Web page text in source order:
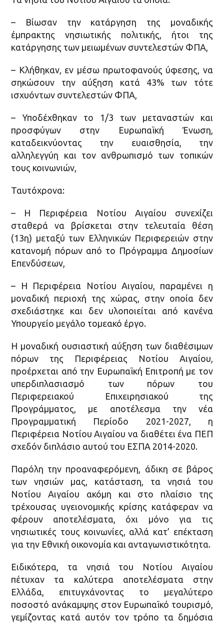
– Βίωσαν την κατάργηση της μοναδικής
έμπρακτης νησιωτικής πολιτικής, ήτοι της
κατάργησης των μειωμένων συντελεστών ΦΠΑ,
– Κλήθηκαν, εν μέσω πρωτοφανούς ύφεσης, να
σηκώσουν την αύξηση κατά 43% των τότε
ισχυόντων συντελεστών ΦΠΑ,
– Υποδέχθηκαν το 1/3 των μεταναστών και
προσφύγων στην Ευρωπαϊκή Ένωση,
καταδεικνύοντας την ευαισθησία, την
αλληλεγγύη και τον ανθρωπισμό των τοπικών
τους κοινωνιών,
Ταυτόχρονα:
– Η Περιφέρεια Νοτίου Αιγαίου συνεχίζει
σταθερά να βρίσκεται στην τελευταία θέση
(13η) μεταξύ των Ελληνικών Περιφερειών στην
κατανομή πόρων από το Πρόγραμμα Δημοσίων
Επενδύσεων,
– Η Περιφέρεια Νοτίου Αιγαίου, παραμένει η
μοναδική περιοχή της χώρας, στην οποία δεν
σχεδιάστηκε και δεν υλοποιείται από κανένα
Υπουργείο μεγάλο τομεακό έργο.
Η μοναδική ουσιαστική αύξηση των διαθέσιμων
πόρων της Περιφέρειας Νοτίου Αιγαίου,
προέρχεται από την Ευρωπαϊκή Επιτροπή με τον
υπερδιπλασιασμό των πόρων του
Περιφερειακού Επιχειρησιακού της
Προγράμματος, με αποτέλεσμα την νέα
Προγραμματική Περίοδο 2021-2027, η
Περιφέρεια Νοτίου Αιγαίου να διαθέτει ένα ΠΕΠ
σχεδόν διπλάσιο αυτού του ΕΣΠΑ 2014-2020.
Παρόλη την προαναφερόμενη, άδικη σε βάρος
των νησιών μας, κατάσταση, τα νησιά του
Νοτίου Αιγαίου ακόμη και στο πλαίσιο της
τρέχουσας υγειονομικής κρίσης κατάφεραν να
φέρουν αποτελέσματα, όχι μόνο για τις
νησιωτικές τους κοινωνίες, αλλά κατ’ επέκταση
για την Εθνική οικονομία και ανταγωνιστικότητα.
Ειδικότερα, τα νησιά του Νοτίου Αιγαίου
πέτυχαν τα καλύτερα αποτελέσματα στην
Ελλάδα, επιτυγχάνοντας το μεγαλύτερο
ποσοστό ανάκαμψης στον Ευρωπαϊκό τουρισμό,
γεμίζοντας κατά αυτόν τον τρόπο τα δημόσια